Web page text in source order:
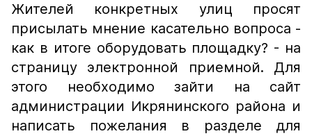
Жителей конкретных улиц просят
присылать мнение касательно вопроса -
как в итоге оборудовать площадку? - на
страницу электронной приемной. Для
этого необходимо зайти на сайт
администрации Икрянинского района и
написать пожелания в разделе для